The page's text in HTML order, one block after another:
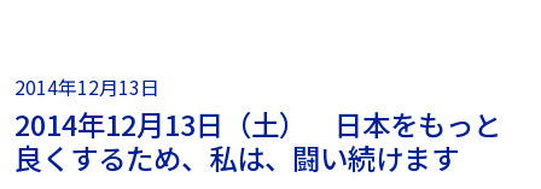
2014年12月13日
2014年12月13日（土） 日本をもっと
良くするため、私は、闘い続けます